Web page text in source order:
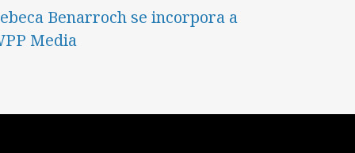
Benarroch se incorpora a
Media